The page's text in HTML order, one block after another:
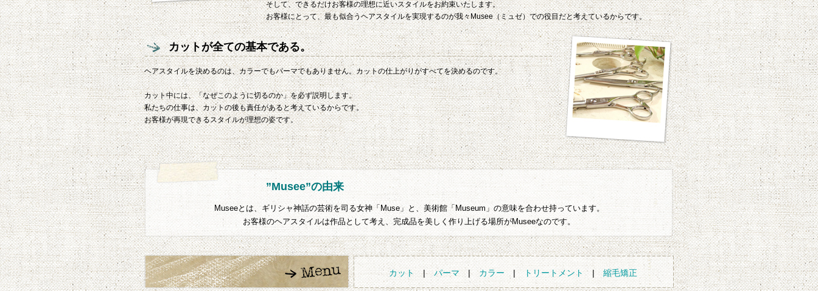
そして、できるだけお客様の理想に近いスタイルをお約束いたします。
お客様にとって、最も似合うヘアスタイルを実現するのが我々Musee（ミュゼ）での役目だと考えているからです。
カットが全ての基本である。
ヘアスタイルを決めるのは、カラーでもパーマでもありません。カットの仕上がりがすべてを決めるのです。
カット中には、「なぜこのように切るのか」を必ず説明します。
私たちの仕事は、カットの後も責任があると考えているからです。
お客様が再現できるスタイルが理想の姿です。
”Musee”の由来
Museeとは、ギリシャ神話の芸術を司る女神「Muse」と、美術館「Museum」の意味を合わせ持っています。
お客様のヘアスタイルは作品として考え、完成品を美しく作り上げる場所がMuseeなのです。
カット | パーマ |カラー | トリートメント | 縮毛矯正